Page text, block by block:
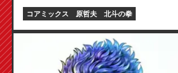
コアミックス 原哲夫 北斗の拳